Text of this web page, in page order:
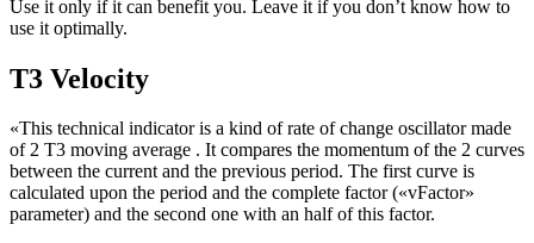
Use it only if it can benefit you. Leave it if you don’t know how to
use it optimally.
T3 Velocity
«This technical indicator is a kind of rate of change oscillator made
of 2 T3 moving average . It compares the momentum of the 2 curves
between the current and the previous period. The first curve is
calculated upon the period and the complete factor («vFactor»
parameter) and the second one with an half of this factor.